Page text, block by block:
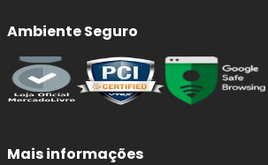
Ambiente Seguro
Mais informações